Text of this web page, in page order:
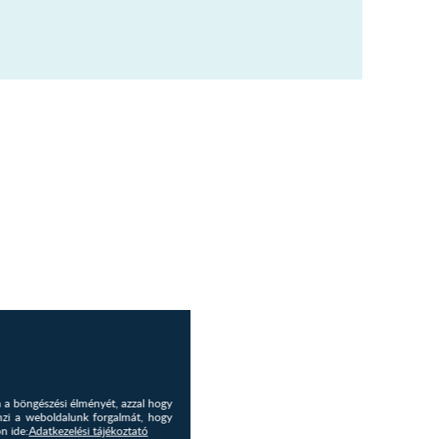
böngészési élményét, azzal hogy
a weboldalunk forgalmát, hogy
ide:Adatkezelési tájékoztató